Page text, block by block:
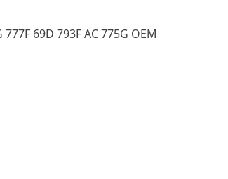
69D 793F AC 775G OEM